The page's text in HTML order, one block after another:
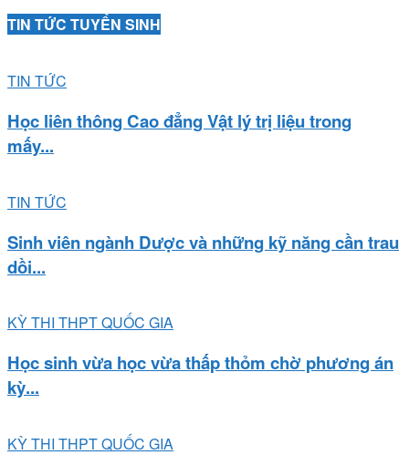
TIN TỨC TUYỂN SINH
TIN TỨC
Học liên thông Cao đẳng Vật lý trị liệu trong
mấy...
TIN TỨC
Sinh viên ngành Dược và những kỹ năng cần trau
dồi...
KỲ THI THPT QUỐC GIA
Học sinh vừa học vừa thấp thỏm chờ phương án
kỳ...
KỲ THI THPT QUỐC GIA